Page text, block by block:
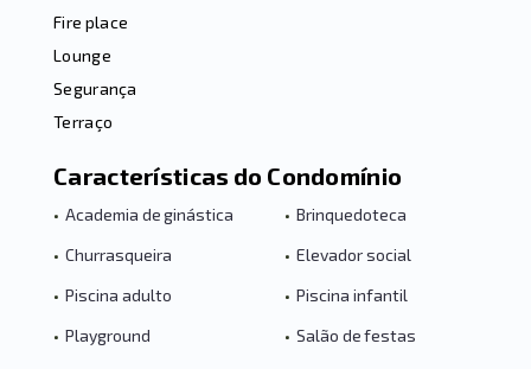
Fire place
Lounge
Segurança
Terraço
Características do Condomínio
• Academia de ginástica • Brinquedoteca
• Churrasqueira • Elevador social
• Piscina adulto • Piscina infantil
• Playground • Salão de festas